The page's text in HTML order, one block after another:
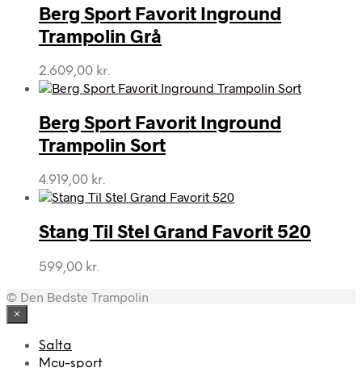
Berg Sport Favorit Inground
Trampolin Grå
2.609,00 kr.
Berg Sport Favorit Inground
Trampolin Sort
4.919,00 kr.
Stang Til Stel Grand Favorit 520
599,00 kr.
© Den Bedste Trampolin
×
Salta
Mcu-sport